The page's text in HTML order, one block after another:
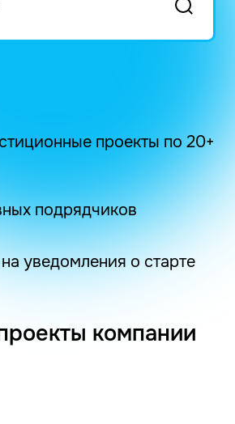
проекты по 20+
подрядчиков
уведомления о старте
компании